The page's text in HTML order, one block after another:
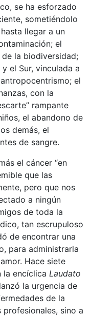
se ha esforzado
sometiéndolo
llegar a un
el
la biodiversidad;
el Sur, vinculada a
el
con la
rampante
el abandono de
demás, el
de sangre.
el cáncer “en
que las
pero que nos
a ningún
de toda la
tan escrupuloso
de encontrar una
para administrarla
Hace siete
la encíclica Laudato
la urgencia de
de la
sino a